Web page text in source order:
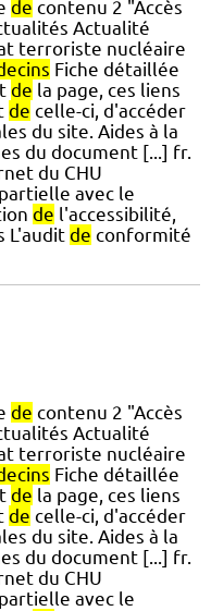
de contenu 2 "Accès
Actualité
terroriste nucléaire
Fiche détaillée
de la page, ces liens
de celle-ci, d'accéder
du site. Aides à la
du document [...] fr.
du CHU
avec le
de l'accessibilité,
L'audit de conformité
de contenu 2 "Accès
Actualité
terroriste nucléaire
Fiche détaillée
de la page, ces liens
de celle-ci, d'accéder
du site. Aides à la
du document [...] fr.
du CHU
avec le